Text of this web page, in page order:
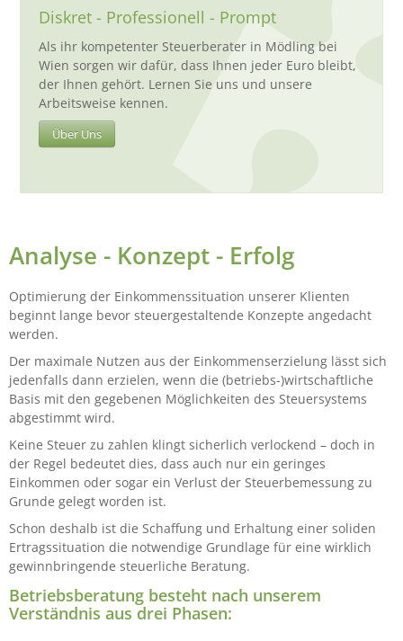
Diskret - Professionell - Prompt
Als ihr kompetenter Steuerberater in Mödling bei
Wien sorgen wir dafür, dass Ihnen jeder Euro bleibt,
der Ihnen gehört. Lernen Sie uns und unsere
Arbeitsweise kennen.
Über Uns
Analyse - Konzept - Erfolg
Optimierung der Einkommenssituation unserer Klienten
beginnt lange bevor steuergestaltende Konzepte angedacht
werden.
Der maximale Nutzen aus der Einkommenserzielung lässt sich
jedenfalls dann erzielen, wenn die (betriebs-)wirtschaftliche
Basis mit den gegebenen Möglichkeiten des Steuersystems
abgestimmt wird.
Keine Steuer zu zahlen klingt sicherlich verlockend – doch in
der Regel bedeutet dies, dass auch nur ein geringes
Einkommen oder sogar ein Verlust der Steuerbemessung zu
Grunde gelegt worden ist.
Schon deshalb ist die Schaffung und Erhaltung einer soliden
Ertragssituation die notwendige Grundlage für eine wirklich
gewinnbringende steuerliche Beratung.
Betriebsberatung besteht nach unserem
Verständnis aus drei Phasen: